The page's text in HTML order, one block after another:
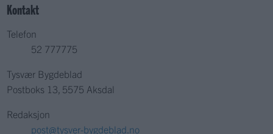
Kontakt
Telefon
52 777775
Tysvær Bygdeblad
Postboks 13, 5575 Aksdal
Redaksjon
post@tysver-bygdeblad.no